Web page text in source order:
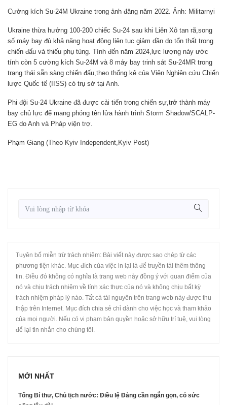
Cường kích Su-24M Ukraine trong ảnh đăng năm 2022. Ảnh: Militarnyi
Ukraine thừa hưởng 100-200 chiếc Su-24 sau khi Liên Xô tan rã,song
số máy bay đủ khả năng hoạt động liên tục giảm dần do tổn thất trong
chiến đấu và thiếu phụ tùng. Tính đến năm 2024,lực lượng này ước
tính còn 5 cường kích Su-24M và 8 máy bay trinh sát Su-24MR trong
trạng thái sẵn sàng chiến đấu,theo thống kê của Viện Nghiên cứu Chiến
lược Quốc tế (IISS) có trụ sở tại Anh.
Phi đội Su-24 Ukraine đã được cải tiến trong chiến sự,trở thành máy
bay chủ lực để mang phóng tên lửa hành trình Storm Shadow/SCALP-
EG do Anh và Pháp viện trợ.
Phạm Giang (Theo Kyiv Independent,Kyiv Post)
Tuyên bố miễn trừ trách nhiệm: Bài viết này được sao chép từ các
phương tiện khác. Mục đích của việc in lại là để truyền tải thêm thông
tin. Điều đó không có nghĩa là trang web này đồng ý với quan điểm của
nó và chịu trách nhiệm về tính xác thực của nó và không chịu bất kỳ
trách nhiệm pháp lý nào. Tất cả tài nguyên trên trang web này được thu
thập trên Internet. Mục đích chia sẻ chỉ dành cho việc học và tham khảo
của mọi người. Nếu có vi phạm bản quyền hoặc sở hữu trí tuệ, vui lòng
để lại tin nhắn cho chúng tôi.
MỚI NHẤT
Tổng Bí thư, Chủ tịch nước: Điều lệ Đảng cần ngắn gọn, có sức